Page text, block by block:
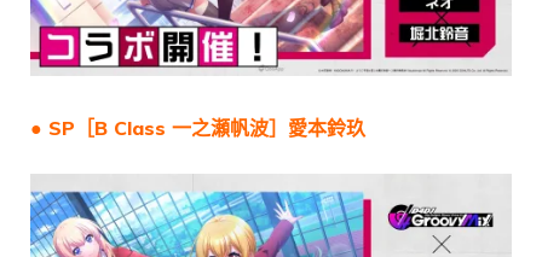
● SP［B Class 一之瀬帆波］愛本鈴玖